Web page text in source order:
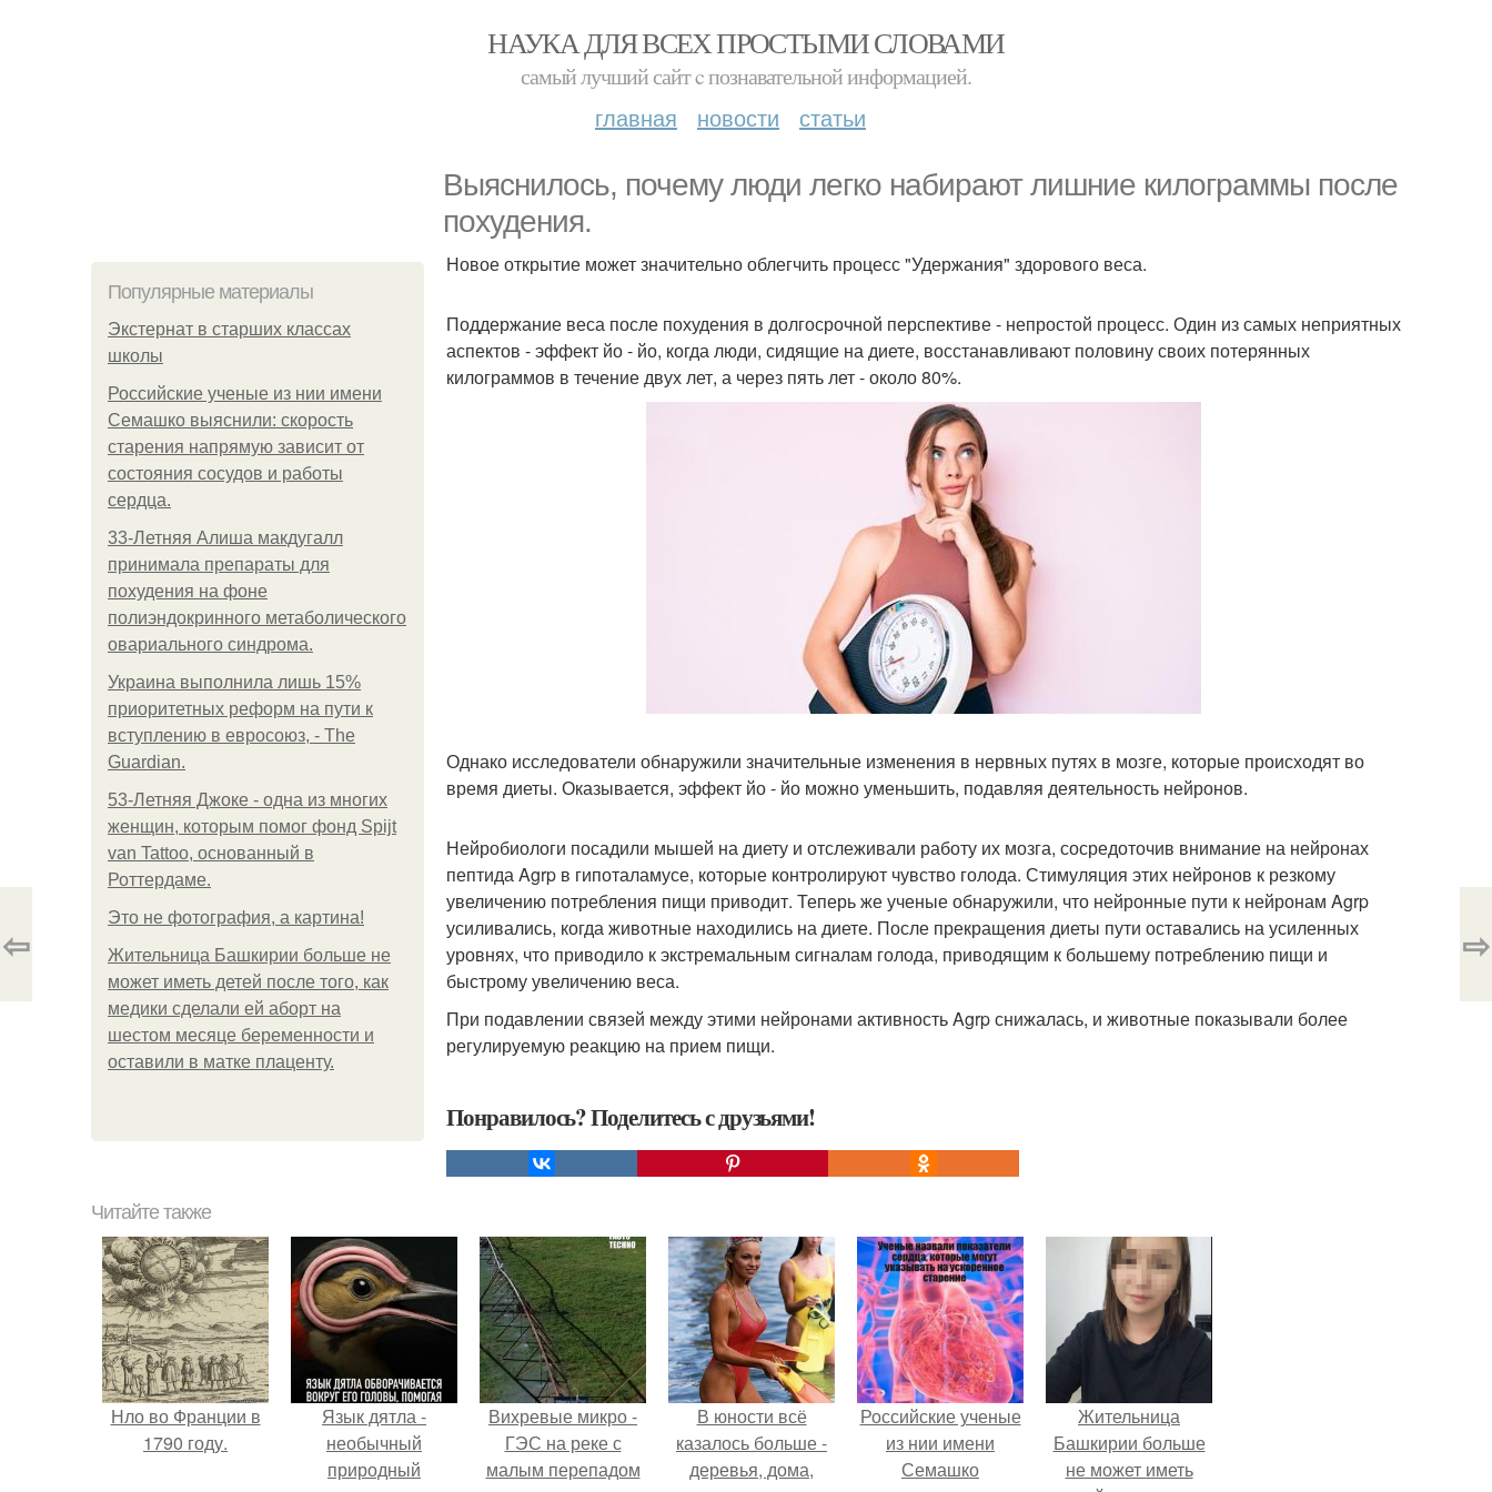
НАУКА ДЛЯ ВСЕХ ПРОСТЫМИ СЛОВАМИ
самый лучший сайт c познавательной информацией.
главная новости статьи
Выяснилось, почему люди легко набирают лишние килограммы после
похудения.
Популярные материалы
Экстернат в старших классах
школы
Российские ученые из нии имени
Семашко выяснили: скорость
старения напрямую зависит от
состояния сосудов и работы
сердца.
33-Летняя Алиша макдугалл
принимала препараты для
похудения на фоне
полиэндокринного метаболического
овариального синдрома.
Украина выполнила лишь 15%
приоритетных реформ на пути к
вступлению в евросоюз, - The
Guardian.
53-Летняя Джоке - одна из многих
женщин, которым помог фонд Spijt
van Tattoo, основанный в
Роттердаме.
Это не фотография, а картина!
Жительница Башкирии больше не
может иметь детей после того, как
медики сделали ей аборт на
шестом месяце беременности и
оставили в матке плаценту.
Новое открытие может значительно облегчить процесс "Удержания" здорового веса.
Поддержание веса после похудения в долгосрочной перспективе - непростой процесс. Один из самых неприятных
аспектов - эффект йо - йо, когда люди, сидящие на диете, восстанавливают половину своих потерянных
килограммов в течение двух лет, а через пять лет - около 80%.
Однако исследователи обнаружили значительные изменения в нервных путях в мозге, которые происходят во
время диеты. Оказывается, эффект йо - йо можно уменьшить, подавляя деятельность нейронов.
Нейробиологи посадили мышей на диету и отслеживали работу их мозга, сосредоточив внимание на нейронах
пептида Agrp в гипоталамусе, которые контролируют чувство голода. Стимуляция этих нейронов к резкому
увеличению потребления пищи приводит. Теперь же ученые обнаружили, что нейронные пути к нейронам Agrp
усиливались, когда животные находились на диете. После прекращения диеты пути оставались на усиленных
уровнях, что приводило к экстремальным сигналам голода, приводящим к большему потреблению пищи и
быстрому увеличению веса.
При подавлении связей между этими нейронами активность Agrp снижалась, и животные показывали более
регулируемую реакцию на прием пищи.
Понравилось? Поделитесь с друзьями!
⇦ ⇨
Читайте также
Нло во Франции в
1790 году.
Язык дятла -
необычный
природный
Вихревые микро -
ГЭС на реке с
малым перепадом
В юности всё
казалось больше -
деревья, дома,
Российские ученые
из нии имени
Семашко
Жительница
Башкирии больше
не может иметь